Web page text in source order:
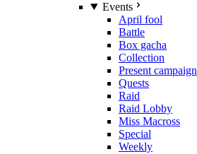
Events
April fool
Battle
Box gacha
Collection
Present campaign
Quests
Raid
Raid Lobby
Miss Macross
Special
Weekly